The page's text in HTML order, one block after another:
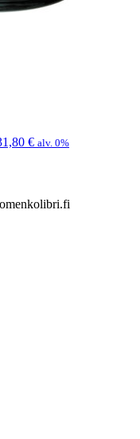
€ alv. 0%